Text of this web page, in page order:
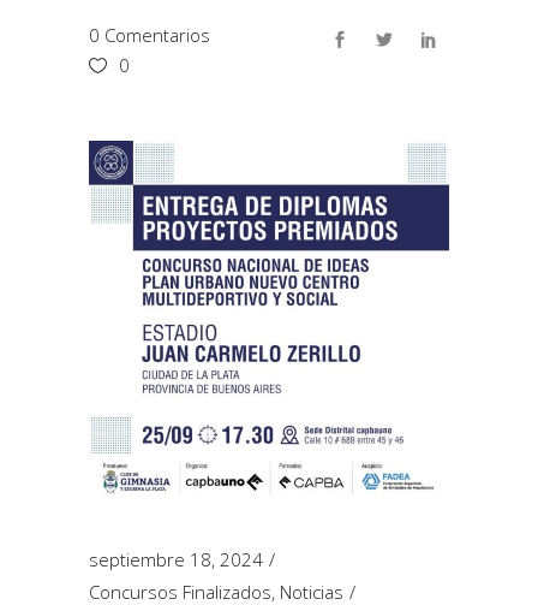
0 Comentarios
0
septiembre 18, 2024
Concursos Finalizados, Noticias